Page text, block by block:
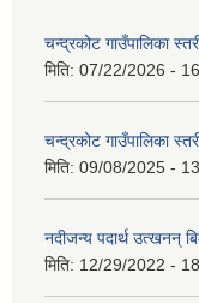
चन्द्रकोट गाउँपालिका
मिति: 07/22/2026 -
चन्द्रकोट गाउँपालिका
मिति: 09/08/2025 -
नदीजन्य पदार्थ उत्खनन्
मिति: 12/29/2022 -